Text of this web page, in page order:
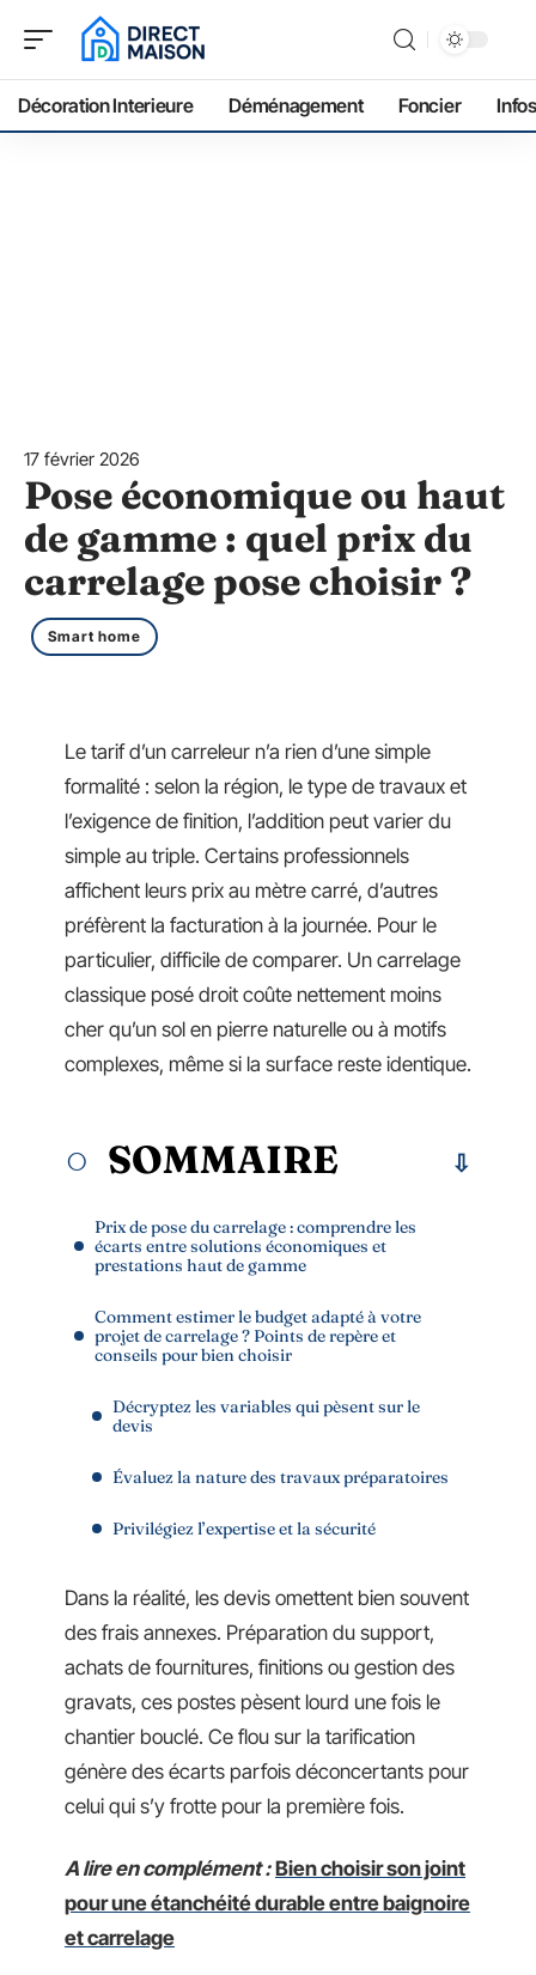
Décoration Interieure Déménagement Foncier Infos
17 février 2026
Pose économique ou haut
de gamme : quel prix du
carrelage pose choisir ?
Smart home
Le tarif d’un carreleur n’a rien d’une simple
formalité : selon la région, le type de travaux et
l’exigence de finition, l’addition peut varier du
simple au triple. Certains professionnels
affichent leurs prix au mètre carré, d’autres
préfèrent la facturation à la journée. Pour le
particulier, difficile de comparer. Un carrelage
classique posé droit coûte nettement moins
cher qu’un sol en pierre naturelle ou à motifs
complexes, même si la surface reste identique.
SOMMAIRE
Prix de pose du carrelage : comprendre les
écarts entre solutions économiques et
prestations haut de gamme
Comment estimer le budget adapté à votre
projet de carrelage ? Points de repère et
conseils pour bien choisir
Décryptez les variables qui pèsent sur le
devis
Évaluez la nature des travaux préparatoires
Privilégiez l’expertise et la sécurité
Dans la réalité, les devis omettent bien souvent
des frais annexes. Préparation du support,
achats de fournitures, finitions ou gestion des
gravats, ces postes pèsent lourd une fois le
chantier bouclé. Ce flou sur la tarification
génère des écarts parfois déconcertants pour
celui qui s’y frotte pour la première fois.
A lire en complément : Bien choisir son joint
pour une étanchéité durable entre baignoire
et carrelage